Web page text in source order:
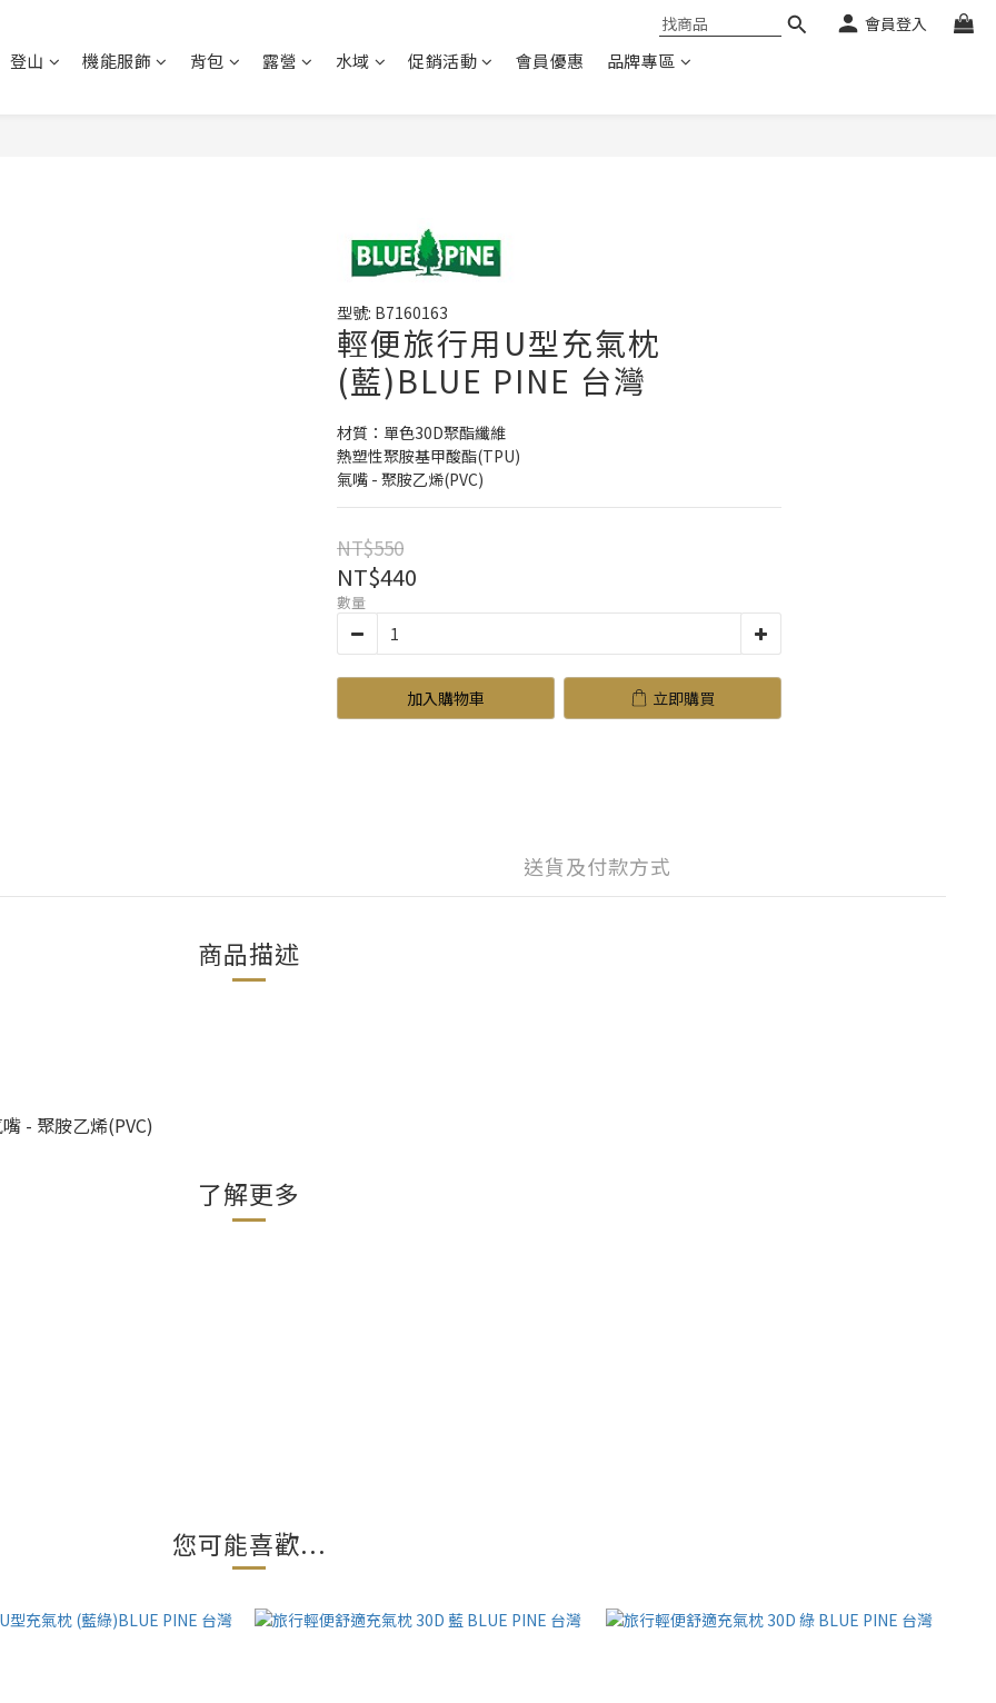
會員登入
登山 機能服飾 背包 露營 水域 促銷活動 會員優惠 品牌專區
型號: B7160163
輕便旅行用U型充氣枕
(藍)BLUE PINE 台灣
材質：單色30D聚酯纖維
熱塑性聚胺基甲酸酯(TPU)
氣嘴 - 聚胺乙烯(PVC)
NT$550
NT$440
數量
加入購物車 立即購買
送貨及付款方式
商品描述
- 聚胺乙烯(PVC)
了解更多
您可能喜歡...